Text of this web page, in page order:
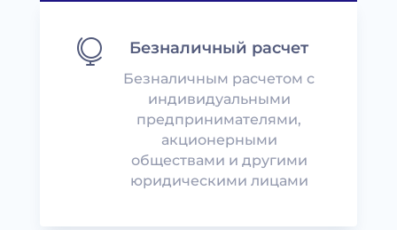
 Безналичный расчет
Безналичным расчетом с
индивидуальными
предпринимателями,
акционерными
обществами и другими
юридическими лицами